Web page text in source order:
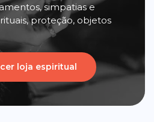
simpatias e
proteção, objetos
loja espiritual